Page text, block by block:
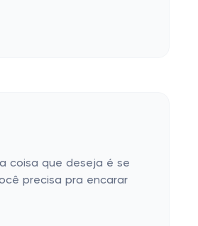
coisa que deseja é se
precisa pra encarar